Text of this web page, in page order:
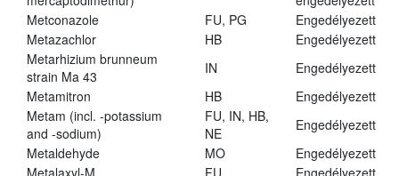
Metconazole
FU, PG
Engedélyezett
Metazachlor
HB
Engedélyezett
Metarhizium brunneum
strain Ma 43
IN
Engedélyezett
Metamitron
HB
Engedélyezett
Metam (incl. -potassium
and -sodium)
FU, IN, HB,
NE
Engedélyezett
Metaldehyde
MO
Engedélyezett